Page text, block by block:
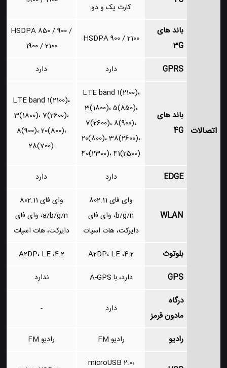
اتصالات
کارت یک و دو
باند های
3G
HSDPA 900 / 2100
HSDPA 850 / 900 /
1900 / 2100
GPRS دارد دارد
باند های
4G
LTE band 1(2100)،
3(1800)، 5(850)،
7(2600)، 8(900)،
20(800)، 38(2600)،
40(2300)، 41(2500)
LTE band 1(2100)،
3(1800)، 7(2600)،
8(900)، 20(800)،
28(700)
EDGE دارد دارد
WLAN
وای فای 802.11
b/g/n، وای فای
دایرکت، هات اسپات
وای فای 802.11
a/b/g/n، وای فای
دایرکت، هات اسپات
بلوتوث 4.2، A2DP، LE 4.2، A2DP، LE
GPS دارد، با A-GPS ندارد
درگاه
مادون قرمز
دارد -
رادیو رادیو FM رادیو FM
microUSB 2.0،